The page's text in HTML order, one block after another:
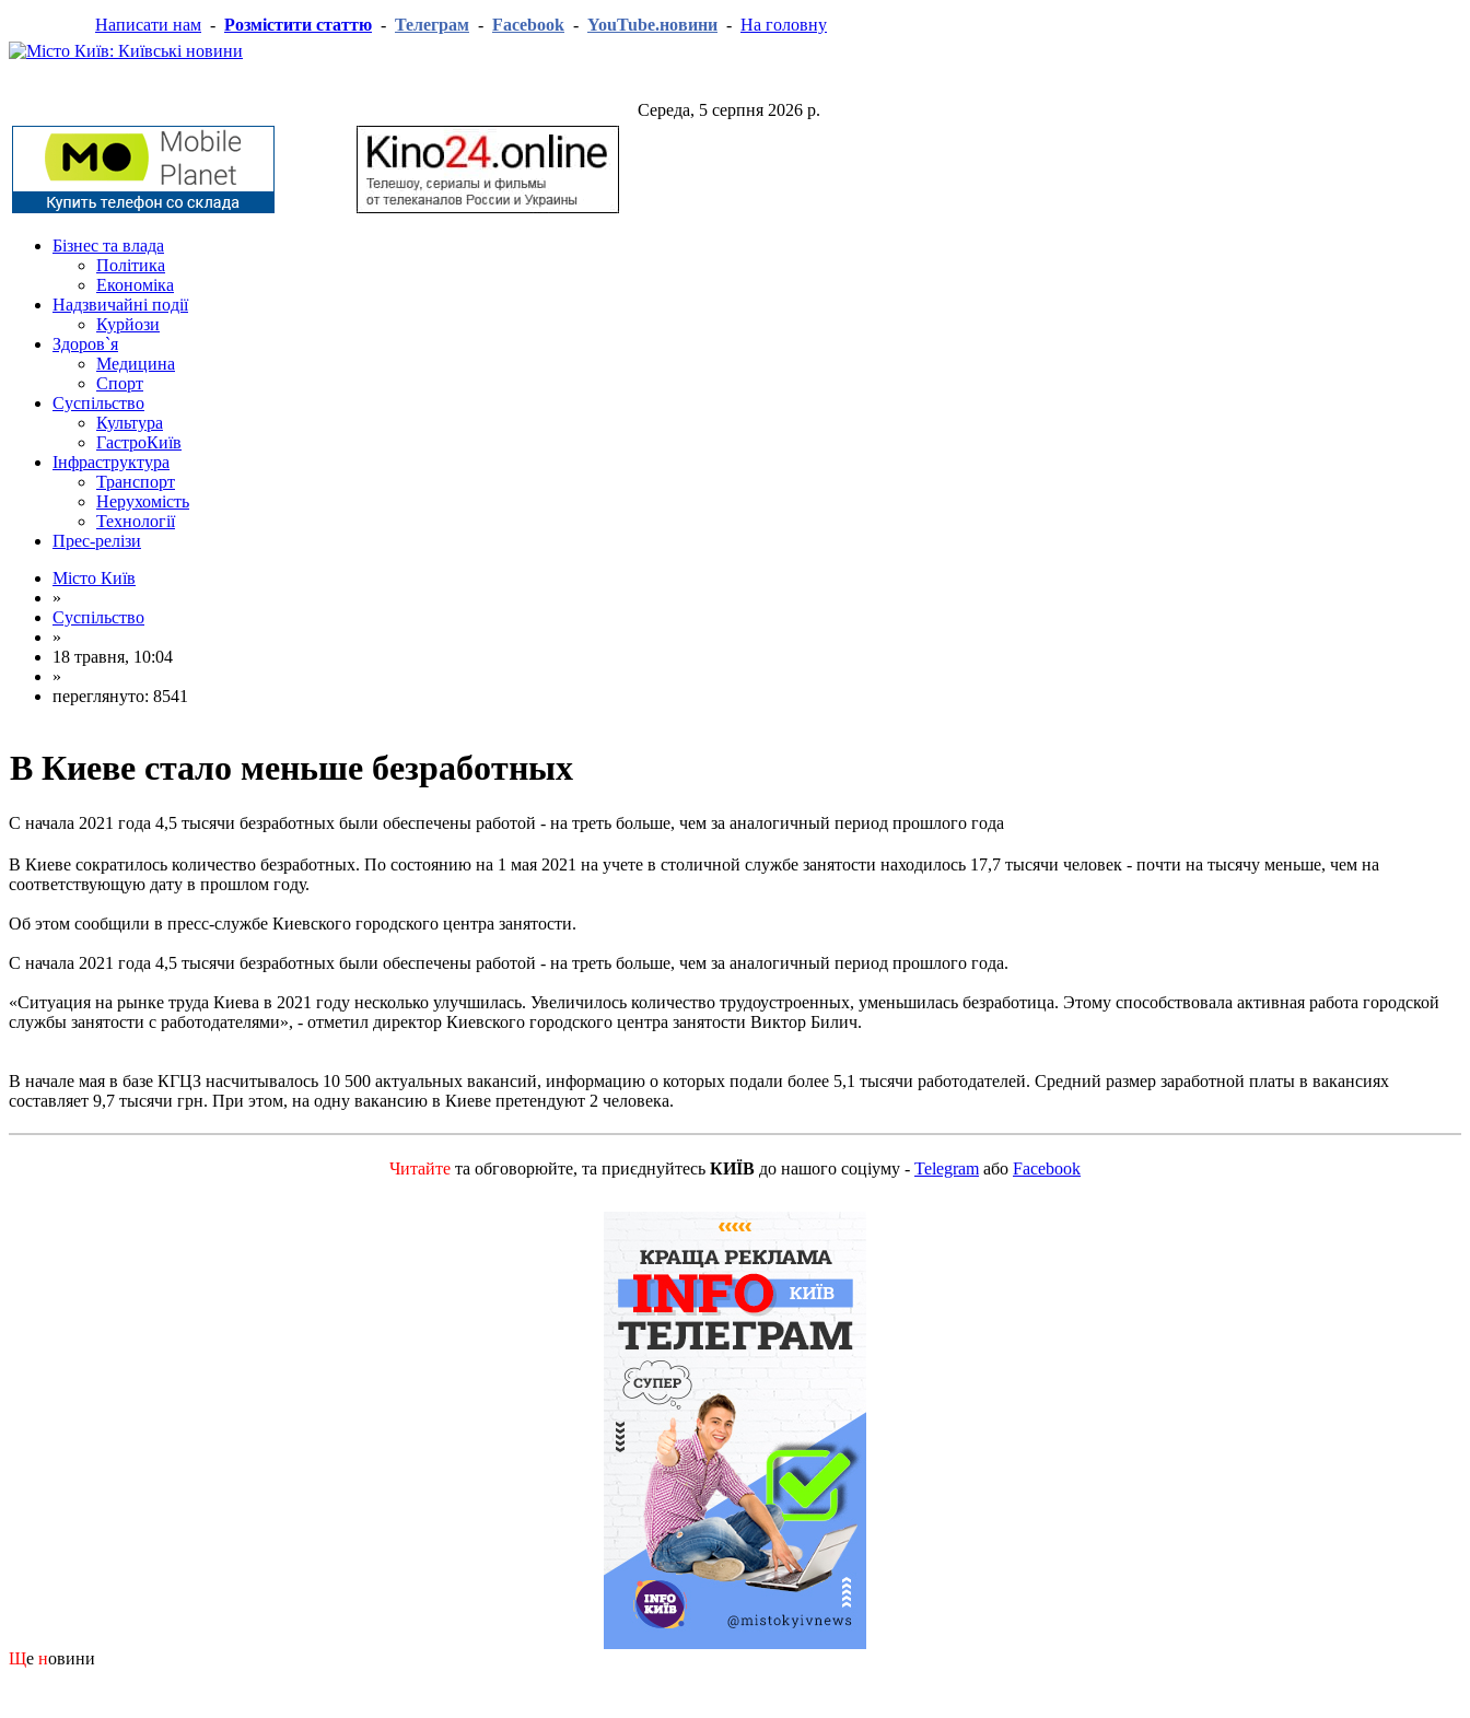
Написати нам - Розмістити статтю - Телеграм - Facebook - YouTube.новини - На головну
Середа, 5 серпня 2026 р.
Бізнес та влада
Політика
Економіка
Надзвичайні події
Курйози
Здоров`я
Медицина
Спорт
Суспільство
Культура
ГастроКиїв
Інфраструктура
Транспорт
Нерухомість
Технології
Прес-релізи
Місто Київ
»
Суспільство
»
18 травня, 10:04
»
переглянуто: 8541
В Киеве стало меньше безработных
С начала 2021 года 4,5 тысячи безработных были обеспечены работой - на треть больше, чем за аналогичный период прошлого года
В Киеве сократилось количество безработных. По состоянию на 1 мая 2021 на учете в столичной службе занятости находилось 17,7 тысячи человек - почти на тысячу меньше, чем на
соответствующую дату в прошлом году.
Об этом сообщили в пресс-службе Киевского городского центра занятости.
С начала 2021 года 4,5 тысячи безработных были обеспечены работой - на треть больше, чем за аналогичный период прошлого года.
«Ситуация на рынке труда Киева в 2021 году несколько улучшилась. Увеличилось количество трудоустроенных, уменьшилась безработица. Этому способствовала активная работа городской
службы занятости с работодателями», - отметил директор Киевского городского центра занятости Виктор Билич.
В начале мая в базе КГЦЗ насчитывалось 10 500 актуальных вакансий, информацию о которых подали более 5,1 тысячи работодателей. Средний размер заработной платы в вакансиях
составляет 9,7 тысячи грн. При этом, на одну вакансию в Киеве претендуют 2 человека.
Читайте та обговорюйте, та приєднуйтесь КИЇВ до нашого соціуму - Telegram або Facebook
Ще новини